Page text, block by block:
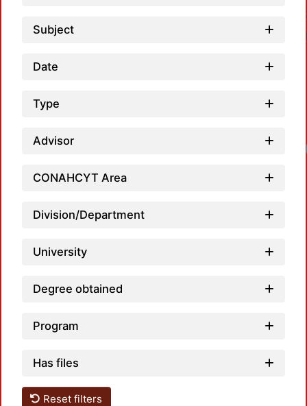
Subject
Date
Type
Advisor
CONAHCYT Area
Division/Department
University
Degree obtained
Program
Has files
Reset filters